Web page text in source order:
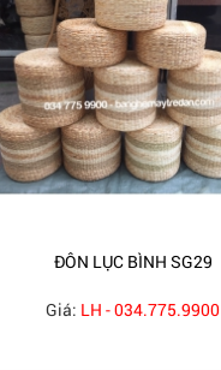
ĐÔN LỤC BÌNH SG29
Giá: LH - 034.775.9900